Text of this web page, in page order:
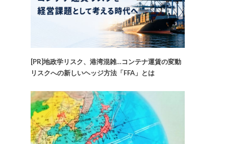
[PR]地政学リスク、港湾混雑…コンテナ運賃の変動
リスクへの新しいヘッジ方法「FFA」とは